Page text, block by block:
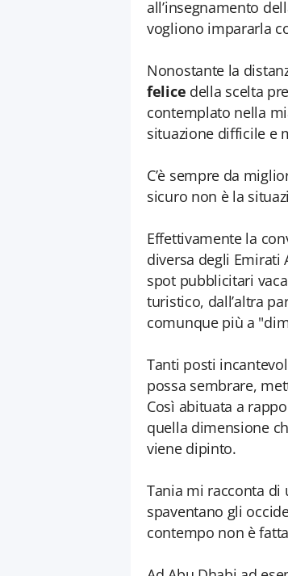
all’insegnamento
vogliono impararla
Nonostante la
felice della scelta
contemplato nella
situazione difficile e
C’è sempre da
sicuro non è la
Effettivamente la
diversa degli Emirati
spot pubblicitari
turistico, dall’altra
comunque più a
Tanti posti
possa sembrare,
Così abituata a
quella dimensione
viene dipinto.
Tania mi racconta di
spaventano gli
contempo non è